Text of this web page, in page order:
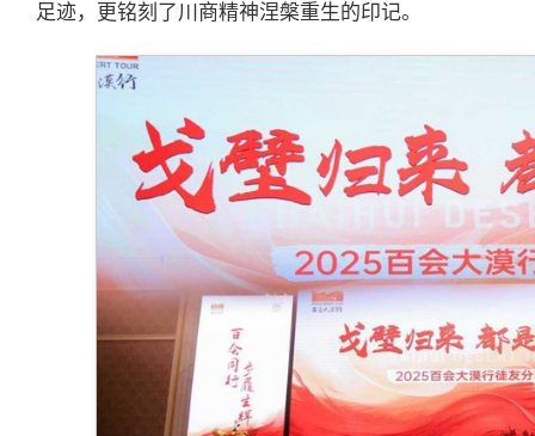
足迹，更铭刻了川商精神涅槃重生的印记。